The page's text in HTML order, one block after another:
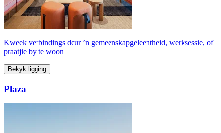
Kweek verbindings deur ’n gemeenskapgeleentheid, werksessie, of
praatjie by te woon
Bekyk ligging
Plaza